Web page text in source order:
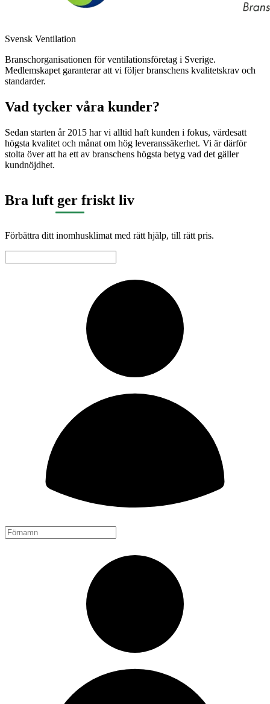
Svensk Ventilation
Branschorganisationen för ventilationsföretag i Sverige.
Medlemskapet garanterar att vi följer branschens kvalitetskrav och
standarder.
Vad tycker våra kunder?
Sedan starten år 2015 har vi alltid haft kunden i fokus, värdesatt
högsta kvalitet och månat om hög leveranssäkerhet. Vi är därför
stolta över att ha ett av branschens högsta betyg vad det gäller
kundnöjdhet.
Bra luft ger friskt liv
Förbättra ditt inomhusklimat med rätt hjälp, till rätt pris.